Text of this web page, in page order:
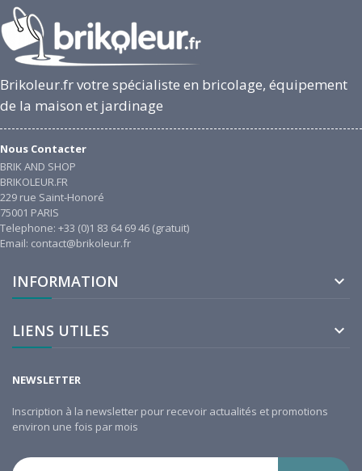
Brikoleur.fr votre spécialiste en bricolage, équipement
de la maison et jardinage
Nous Contacter
BRIK AND SHOP
BRIKOLEUR.FR
229 rue Saint-Honoré
75001 PARIS
Telephone: +33 (0)1 83 64 69 46 (gratuit)
Email: contact@brikoleur.fr
INFORMATION 
LIENS UTILES 
NEWSLETTER
Inscription à la newsletter pour recevoir actualités et promotions
environ une fois par mois